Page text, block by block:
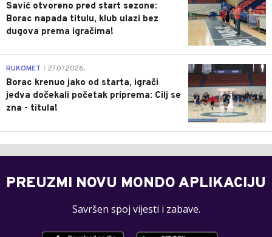
Savić otvoreno pred start sezone:
Borac napada titulu, klub ulazi bez
dugova prema igračima!
0
RUKOMET 27.07.2026.
Borac krenuo jako od starta, igrači
jedva dočekali početak priprema: Cilj se
zna - titula!
PREUZMI NOVU MONDO APLIKACIJU
Savršen spoj vijesti i zabave.